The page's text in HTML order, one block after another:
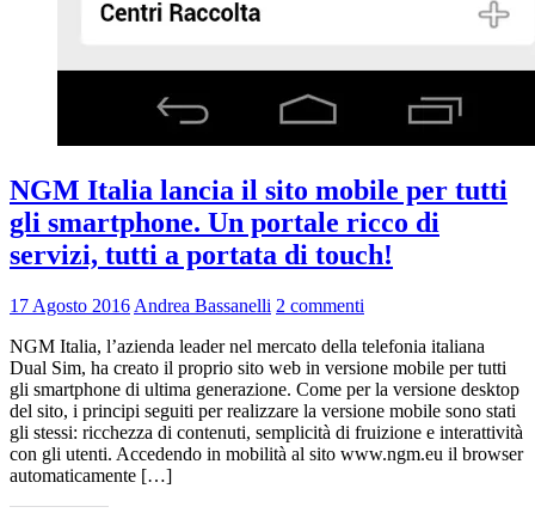
NGM Italia lancia il sito mobile per tutti
gli smartphone. Un portale ricco di
servizi, tutti a portata di touch!
17 Agosto 2016 Andrea Bassanelli 2 commenti
NGM Italia, l’azienda leader nel mercato della telefonia italiana
Dual Sim, ha creato il proprio sito web in versione mobile per tutti
gli smartphone di ultima generazione. Come per la versione desktop
del sito, i principi seguiti per realizzare la versione mobile sono stati
gli stessi: ricchezza di contenuti, semplicità di fruizione e interattività
con gli utenti. Accedendo in mobilità al sito www.ngm.eu il browser
automaticamente […]